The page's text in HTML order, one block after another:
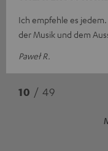
Ich empfehle es
der Musik und dem
Paweł R.
10 / 49